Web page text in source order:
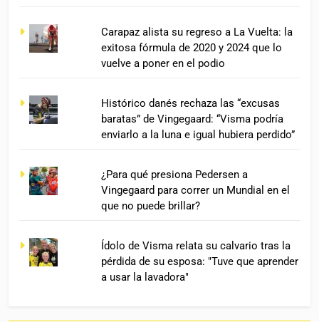
Carapaz alista su regreso a La Vuelta: la
exitosa fórmula de 2020 y 2024 que lo
vuelve a poner en el podio
Histórico danés rechaza las “excusas
baratas” de Vingegaard: “Visma podría
enviarlo a la luna e igual hubiera perdido”
¿Para qué presiona Pedersen a
Vingegaard para correr un Mundial en el
que no puede brillar?
Ídolo de Visma relata su calvario tras la
pérdida de su esposa: "Tuve que aprender
a usar la lavadora"